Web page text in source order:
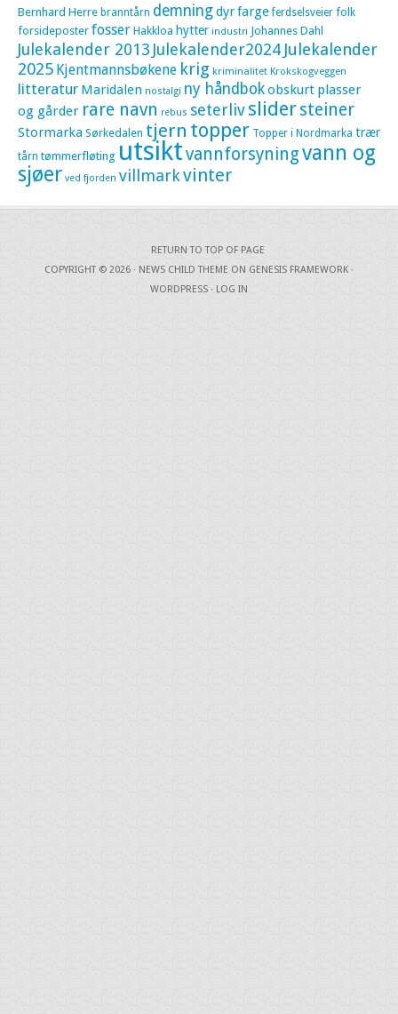
Bernhard Herre branntårn demningdyrfarge ferdselsveier folk
forsideposter fosser Hakkloa hytter industri Johannes Dahl
Julekalender 2013 Julekalender2024 Julekalender
2025 Kjentmannsbøkene krig kriminalitet Krokskogveggen
litteratur Maridalen nostalgi ny håndbokobskurt plasser
og gårder rare navn rebus seterlivslidersteiner
Stormarka Sørkedalen tjern topper Topper i Nordmarka trær
tårn tømmerfløting utsiktvannforsyningvann og
sjøer ved fjorden villmarkvinter
RETURN TO TOP OF PAGE
COPYRIGHT © 2026 · NEWS CHILD THEME ON GENESIS FRAMEWORK ·
WORDPRESS · LOG IN